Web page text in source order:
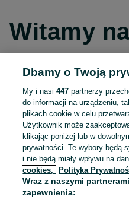
Witamy
Kontynuuj
Kontynuuj
Kontynuuj
Dbamy o Twoją
My i nasi447 partnerzy
do informacji na urządzeniu,
plikach cookie w celu
Użytkownik może
klikając poniżej lub w
prywatności. Te wybory będą
i nie będą miały wpływu na
cookies,
Polityka
Wraz z naszymi
zapewnienia: